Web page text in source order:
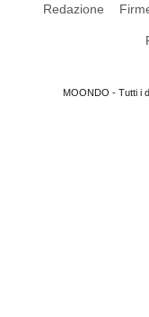
Redazione
MOONDO - Tutti i